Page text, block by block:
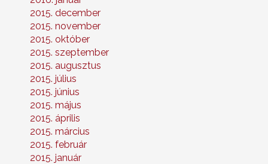
2015. december
2015. november
2015. október
2015. szeptember
2015. augusztus
2015. július
2015. június
2015. május
2015. április
2015. március
2015. február
2015. január